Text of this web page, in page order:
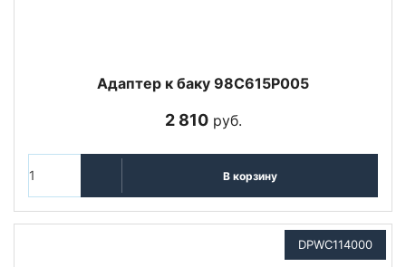
Адаптер к баку 98C615P005
2 810руб.
В корзину
DPWC114000